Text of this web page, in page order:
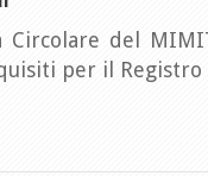
del
per il